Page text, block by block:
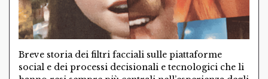
Breve storia dei filtri facciali sulle piattaforme
social e dei processi decisionali e tecnologici che li